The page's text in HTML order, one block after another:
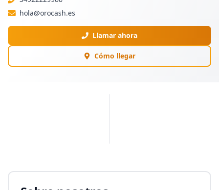
hola@orocash.es
Llamar ahora
Cómo llegar